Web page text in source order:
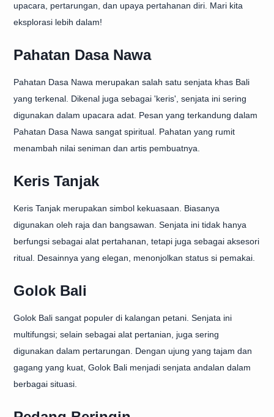
upacara, pertarungan, dan upaya pertahanan diri. Mari kita
eksplorasi lebih dalam!
Pahatan Dasa Nawa
Pahatan Dasa Nawa merupakan salah satu senjata khas Bali
yang terkenal. Dikenal juga sebagai 'keris', senjata ini sering
digunakan dalam upacara adat. Pesan yang terkandung dalam
Pahatan Dasa Nawa sangat spiritual. Pahatan yang rumit
menambah nilai seniman dan artis pembuatnya.
Keris Tanjak
Keris Tanjak merupakan simbol kekuasaan. Biasanya
digunakan oleh raja dan bangsawan. Senjata ini tidak hanya
berfungsi sebagai alat pertahanan, tetapi juga sebagai aksesori
ritual. Desainnya yang elegan, menonjolkan status si pemakai.
Golok Bali
Golok Bali sangat populer di kalangan petani. Senjata ini
multifungsi; selain sebagai alat pertanian, juga sering
digunakan dalam pertarungan. Dengan ujung yang tajam dan
gagang yang kuat, Golok Bali menjadi senjata andalan dalam
berbagai situasi.